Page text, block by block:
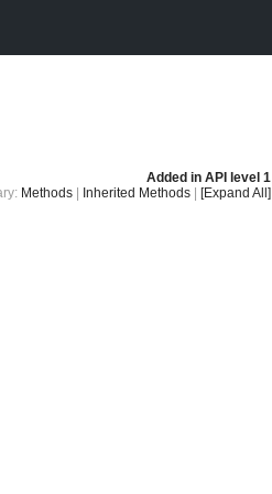
Added in API level 1
Methods Inherited Methods [Expand All]